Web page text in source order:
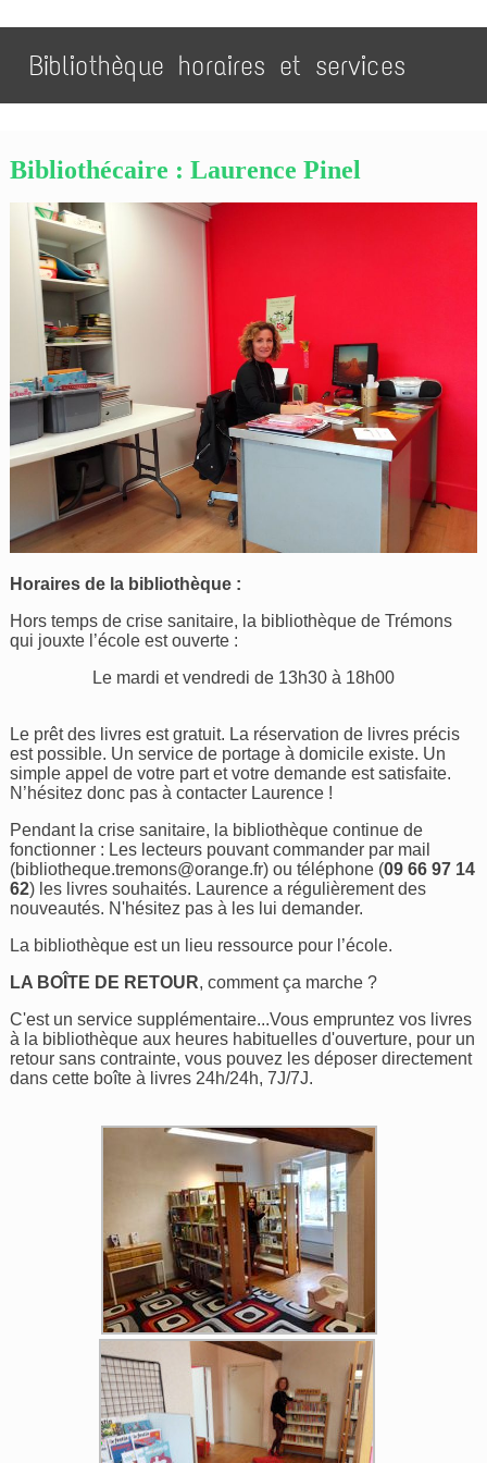
Bibliothèque horaires et services
Bibliothécaire : Laurence Pinel
Horaires de la bibliothèque :
Hors temps de crise sanitaire, la bibliothèque de Trémons
qui jouxte l’école est ouverte :
Le mardi et vendredi de 13h30 à 18h00
Le prêt des livres est gratuit. La réservation de livres précis
est possible. Un service de portage à domicile existe. Un
simple appel de votre part et votre demande est satisfaite.
N’hésitez donc pas à contacter Laurence !
Pendant la crise sanitaire, la bibliothèque continue de
fonctionner : Les lecteurs pouvant commander par mail
(bibliotheque.tremons@orange.fr) ou téléphone (09 66 97 14
62) les livres souhaités. Laurence a régulièrement des
nouveautés. N'hésitez pas à les lui demander.
La bibliothèque est un lieu ressource pour l’école.
LA BOÎTE DE RETOUR, comment ça marche ?
C'est un service supplémentaire...Vous empruntez vos livres
à la bibliothèque aux heures habituelles d'ouverture, pour un
retour sans contrainte, vous pouvez les déposer directement
dans cette boîte à livres 24h/24h, 7J/7J.